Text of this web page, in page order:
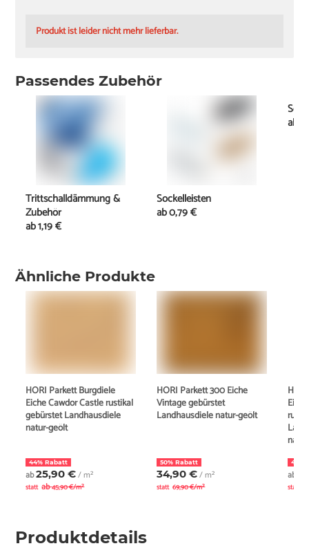
Produkt ist leider nicht mehr lieferbar.
Ähnliche Produkte
HORI Parkett Burgdiele
Eiche Cawdor Castle rustikal
gebürstet Landhausdiele
natur-geölt
44% Rabatt
ab25,90 €/ m²
statt ab45,90 €/m²
HORI Parkett 300 Eiche
Vintage gebürstet
Landhausdiele natur-geölt
50% Rabatt
34,90 €/ m²
statt 69,90 €/m²
44%
ab
statt
Produktdetails
Passendes Zubehör
Trittschalldämmung &
Zubehör
ab1,19 €
Sockelleisten
ab0,79 €
ab